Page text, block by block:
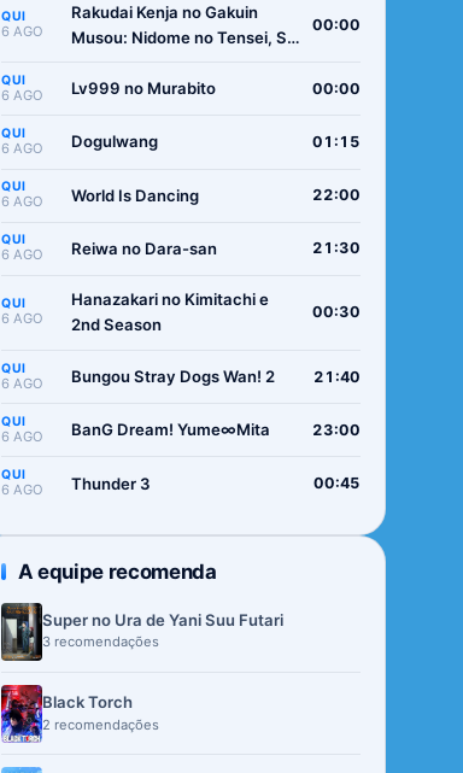
QUI
6 AGO
Rakudai Kenja no Gakuin
Musou: Nidome no Tensei, S-
Boukenroku
00:00
QUI
6 AGO Lv999 no Murabito 00:00
QUI
6 AGO Dogulwang 01:15
QUI
6 AGO World Is Dancing 22:00
QUI
6 AGO Reiwa no Dara-san 21:30
QUI
6 AGO
Hanazakari no Kimitachi e
2nd Season
00:30
QUI
6 AGO Bungou Stray Dogs Wan! 2 21:40
QUI
6 AGO BanG Dream! Yume∞Mita 23:00
QUI
6 AGO Thunder 3 00:45
A equipe recomenda
Super no Ura de Yani Suu Futari
3 recomendações
Black Torch
2 recomendações